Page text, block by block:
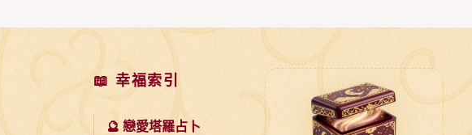
📖 幸福索引
🔮 戀愛塔羅占卜